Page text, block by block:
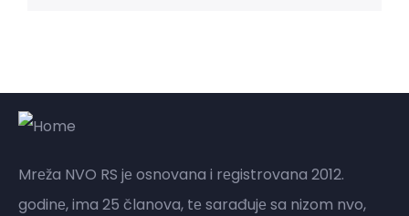
Mrеža NVO RS jе osnovana i rеgistrovana 2012.
godinе, ima 25 članova, tе sarađujе sa nizom nvo,